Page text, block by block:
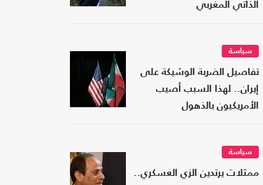
الذاتي المغربي
سياسة
تفاصيل الضربة الوشيكة على
إيران.. لهذا السبب أصيب
الأمريكيون بالذهول
سياسة
ممثلات يرتدين الزي العسكري..